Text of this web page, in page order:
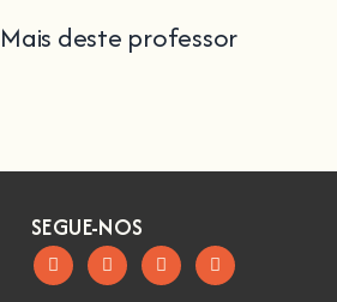
Mais deste professor
SEGUE-NOS